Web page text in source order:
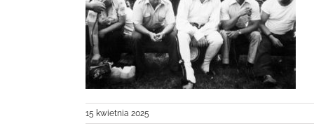
15 kwietnia 2025